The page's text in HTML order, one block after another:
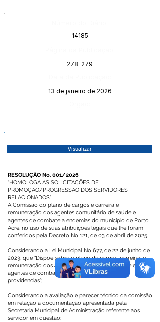
14185
278-279
13 de janeiro de 2026
Visualizar
RESOLUÇÃO No. 001/2026
“HOMOLOGA AS SOLICITAÇÕES DE
PROMOÇÃO/PROGRESSÃO DOS SERVIDORES
RELACIONADOS”
A Comissão do plano de cargos e carreira e
remuneração dos agentes comunitário de saúde e
agentes de combate a endemias do municipio de Porto
Acre, no uso de suas atribuições legais que lhe foram
conferidos pela Decreto No 121, de 03 de abril de 2025.
Considerando a Lei Municipal No 677, de 22 de junho de
2023, que “Dispõe sobre o plano de cargos, carreiras e
remuneração dos agentes comunitário de saúde e
agentes de combate as endemias e da outras
providencias”;
Considerando a avaliação e parecer técnico da comissão
em relação a documentação apresentada pela
Secretaria Municipal de Administração referente aos
servidor em questão;